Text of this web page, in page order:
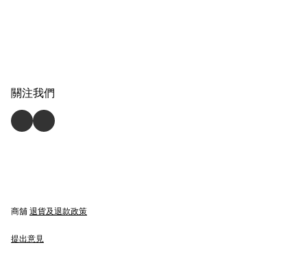
關注我們
商舖 退貨及退款政策
提出意見